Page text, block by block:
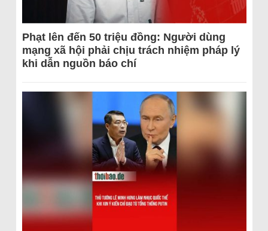
Phạt lên đến 50 triệu đồng: Người dùng
mạng xã hội phải chịu trách nhiệm pháp lý
khi dẫn nguồn báo chí